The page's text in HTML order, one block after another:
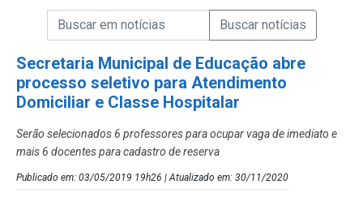
Campo de Busca de Notícias
Campo de Busca de informaçõesEnviar a Busca de Notícias
Secretaria Municipal de Educação abre
processo seletivo para Atendimento
Domiciliar e Classe Hospitalar
Serão selecionados 6 professores para ocupar vaga de imediato e
mais 6 docentes para cadastro de reserva
Publicado em: 03/05/2019 19h26 | Atualizado em: 30/11/2020